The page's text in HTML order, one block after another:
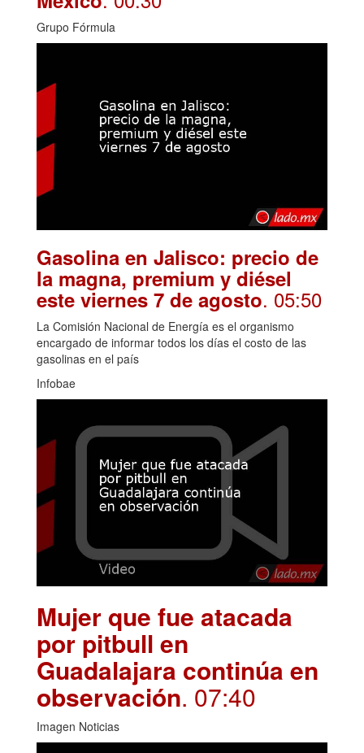
Grupo Fórmula
Gasolina en Jalisco: precio de
la magna, premium y diésel
este viernes 7 de agosto. 05:50
La Comisión Nacional de Energía es el organismo
encargado de informar todos los días el costo de las
gasolinas en el país
Infobae
Mujer que fue atacada
por pitbull en
Guadalajara continúa en
observación. 07:40
Imagen Noticias